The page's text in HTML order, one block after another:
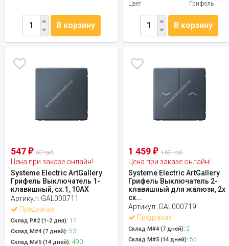
В корзину
Цвет Грифель
В корзину
547 ₽ 607 руб.
Цена при заказе онлайн!
Systeme Electric ArtGallery
Грифель Выключатель 1-
клавишный, сх.1, 10АХ
Артикул: GAL000711
Предзаказ
Склад Р#2 (1-2 дня): 17
Склад М#4 (7 дней): 53
Склад М#5 (14 дней): 490
1 459₽ 1 621 руб.
Цена при заказе онлайн!
Systeme Electric ArtGallery
Грифель Выключатель 2-
клавишный для жалюзи, 2х
сх...
Артикул: GAL000719
Предзаказ
Склад М#4 (7 дней): 2
Склад М#5 (14 дней): 55